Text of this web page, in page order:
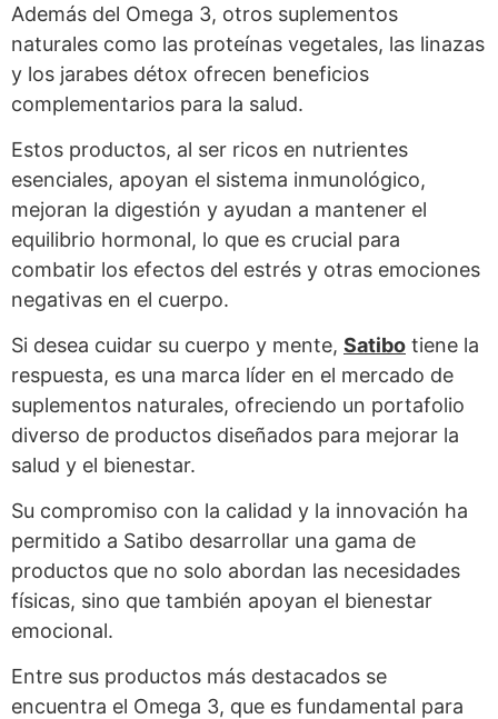
Además del Omega 3, otros suplementos
naturales como las proteínas vegetales, las linazas
y los jarabes détox ofrecen beneficios
complementarios para la salud.
Estos productos, al ser ricos en nutrientes
esenciales, apoyan el sistema inmunológico,
mejoran la digestión y ayudan a mantener el
equilibrio hormonal, lo que es crucial para
combatir los efectos del estrés y otras emociones
negativas en el cuerpo.
Si desea cuidar su cuerpo y mente, Satibo tiene la
respuesta, es una marca líder en el mercado de
suplementos naturales, ofreciendo un portafolio
diverso de productos diseñados para mejorar la
salud y el bienestar.
Su compromiso con la calidad y la innovación ha
permitido a Satibo desarrollar una gama de
productos que no solo abordan las necesidades
físicas, sino que también apoyan el bienestar
emocional.
Entre sus productos más destacados se
encuentra el Omega 3, que es fundamental para